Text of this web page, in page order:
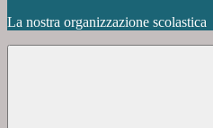
La nostra organizzazione scolastica